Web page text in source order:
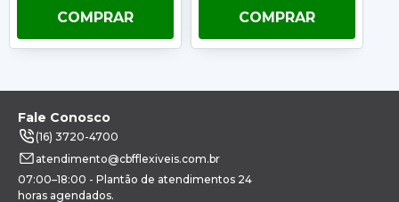
COMPRAR COMPRAR
Fale Conosco
(16) 3720-4700
atendimento@cbfflexiveis.com.br
07:00–18:00 - Plantão de atendimentos 24
horas agendados.